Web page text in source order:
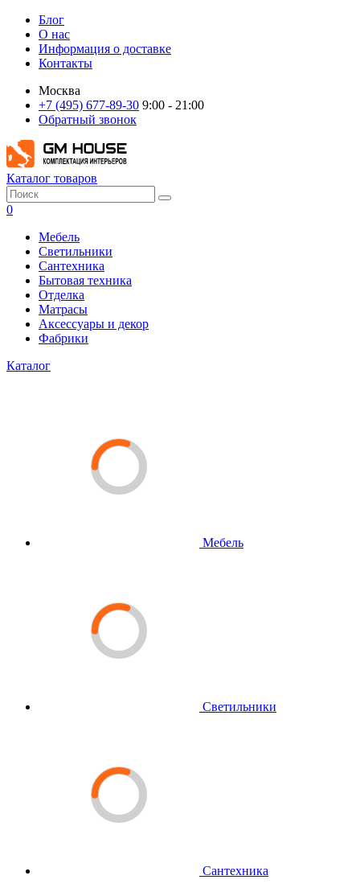
Блог
О нас
Информация о доставке
Контакты
Москва
+7 (495) 677-89-30 9:00 - 21:00
Обратный звонок
Каталог товаров
0
Мебель
Светильники
Сантехника
Бытовая техника
Отделка
Матрасы
Аксессуары и декор
Фабрики
Каталог
Мебель
Светильники
Сантехника